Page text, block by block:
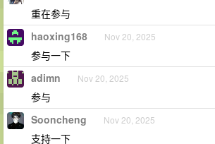
重在参与
haoxing168 Nov 20, 2025
参与一下
adimn Nov 20, 2025
参与
Sooncheng Nov 20, 2025
支持一下